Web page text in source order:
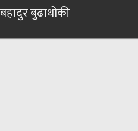
बुढाथोकी